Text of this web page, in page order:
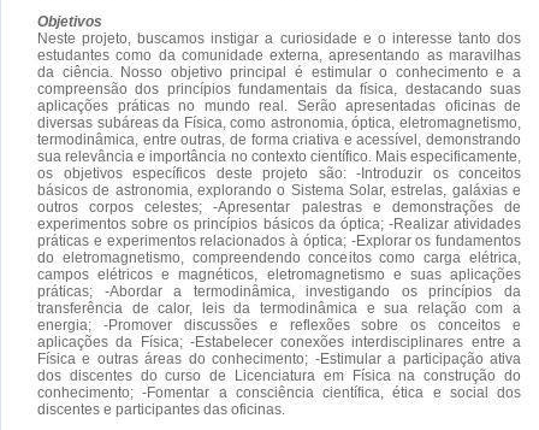
Objetivos
Neste projeto, buscamos instigar a curiosidade e o interesse tanto dos
estudantes como da comunidade externa, apresentando as maravilhas
da ciência. Nosso objetivo principal é estimular o conhecimento e a
compreensão dos princípios fundamentais da física, destacando suas
aplicações práticas no mundo real. Serão apresentadas oficinas de
diversas subáreas da Física, como astronomia, óptica, eletromagnetismo,
termodinâmica, entre outras, de forma criativa e acessível, demonstrando
sua relevância e importância no contexto científico. Mais especificamente,
os objetivos específicos deste projeto são: -Introduzir os conceitos
básicos de astronomia, explorando o Sistema Solar, estrelas, galáxias e
outros corpos celestes; -Apresentar palestras e demonstrações de
experimentos sobre os princípios básicos da óptica; -Realizar atividades
práticas e experimentos relacionados à óptica; -Explorar os fundamentos
do eletromagnetismo, compreendendo conceitos como carga elétrica,
campos elétricos e magnéticos, eletromagnetismo e suas aplicações
práticas; -Abordar a termodinâmica, investigando os princípios da
transferência de calor, leis da termodinâmica e sua relação com a
energia; -Promover discussões e reflexões sobre os conceitos e
aplicações da Física; -Estabelecer conexões interdisciplinares entre a
Física e outras áreas do conhecimento; -Estimular a participação ativa
dos discentes do curso de Licenciatura em Física na construção do
conhecimento; -Fomentar a consciência científica, ética e social dos
discentes e participantes das oficinas.